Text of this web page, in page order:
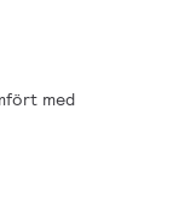
med